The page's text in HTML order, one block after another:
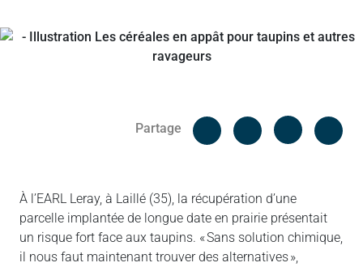
Partage
Facebook
À l’EARL Leray, à Laillé (35), la récupération d’une
parcelle implantée de longue date en prairie présentait
un risque fort face aux taupins. « Sans solution chimique,
il nous faut maintenant trouver des alternatives »,